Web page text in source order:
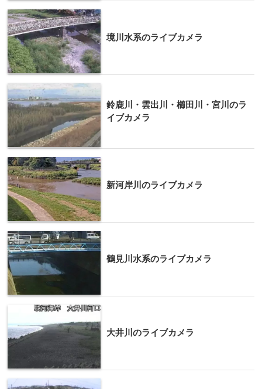
境川水系のライブカメラ
鈴鹿川・雲出川・櫛田川・宮川のラ
イブカメラ
新河岸川のライブカメラ
鶴見川水系のライブカメラ
大井川のライブカメラ